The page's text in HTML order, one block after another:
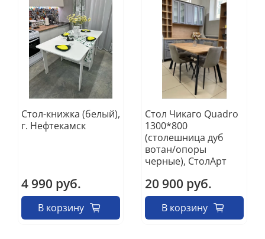
Стол-книжка (белый),
г. Нефтекамск
4 990 руб.
В корзину
Стол Чикаго Quadro
1300*800
(столешница дуб
вотан/опоры
черные), СтолАрт
20 900 руб.
В корзину